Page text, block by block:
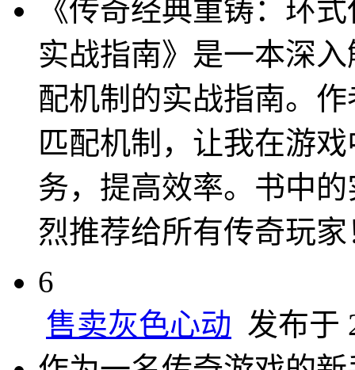
《传奇经典重铸：环
实战指南》是一本深
配机制的实战指南。
匹配机制，让我在游
务，提高效率。书中
烈推荐给所有传奇玩家
6
售卖灰色心动 发布于